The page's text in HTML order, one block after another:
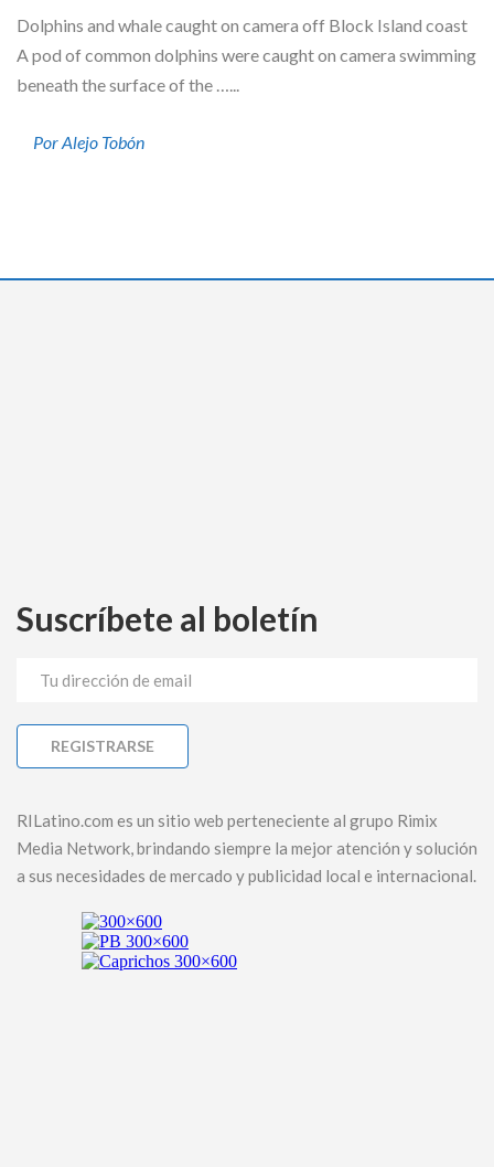
Dolphins and whale caught on camera off Block Island coast
A pod of common dolphins were caught on camera swimming
beneath the surface of the …...
Por Alejo Tobón
Suscríbete al boletín
RILatino.com es un sitio web perteneciente al grupo Rimix
Media Network, brindando siempre la mejor atención y solución
a sus necesidades de mercado y publicidad local e internacional.